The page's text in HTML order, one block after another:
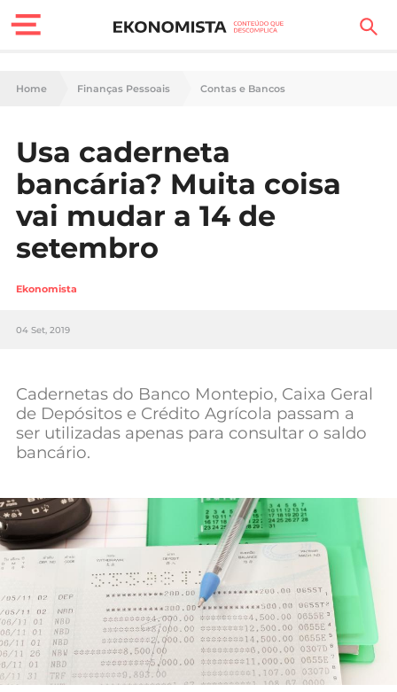
Finanças Pessoais
Carreira
Casa
Lifestyle
Sociedade
Tecnologia
Negócios
Mundial 2026
Home Finanças Pessoais Contas e Bancos
Usa caderneta
bancária? Muita coisa
vai mudar a 14 de
setembro
Ekonomista
04 Set, 2019
Cadernetas do Banco Montepio, Caixa Geral
de Depósitos e Crédito Agrícola passam a
ser utilizadas apenas para consultar o saldo
bancário.